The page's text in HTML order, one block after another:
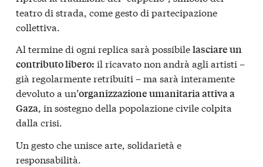
teatro di strada, come gesto di partecipazione
collettiva.
Al termine di ogni replica sarà possibilelasciare un
contributo libero: il ricavato non andrà agli artisti –
già regolarmente retribuiti – ma sarà interamente
devoluto a un’organizzazione umanitaria attiva a
Gaza, in sostegno della popolazione civile colpita
dalla crisi.
Un gesto che unisce arte, solidarietà e
responsabilità.